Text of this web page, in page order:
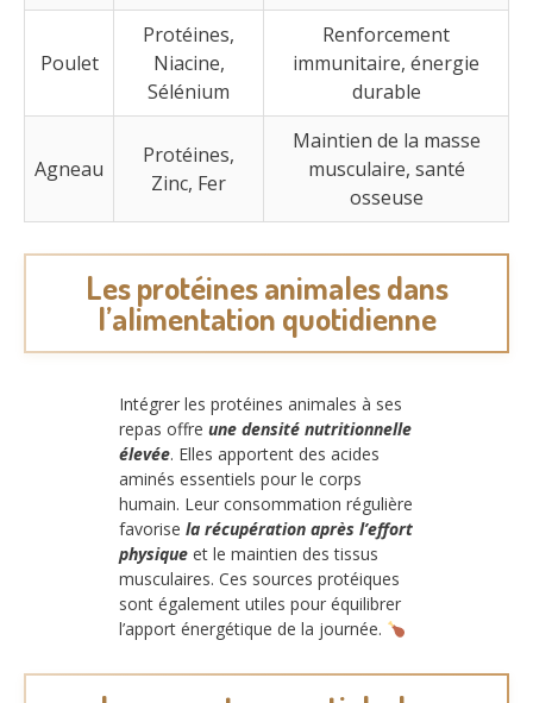
Poulet
Protéines,
Niacine,
Sélénium
Renforcement
immunitaire, énergie
durable
Agneau
Protéines,
Zinc, Fer
Maintien de la masse
musculaire, santé
osseuse
Les protéines animales dans
l’alimentation quotidienne
Intégrer les protéines animales à ses
repas offre une densité nutritionnelle
élevée. Elles apportent des acides
aminés essentiels pour le corps
humain. Leur consommation régulière
favorise la récupération après l’effort
physique et le maintien des tissus
musculaires. Ces sources protéiques
sont également utiles pour équilibrer
l’apport énergétique de la journée.